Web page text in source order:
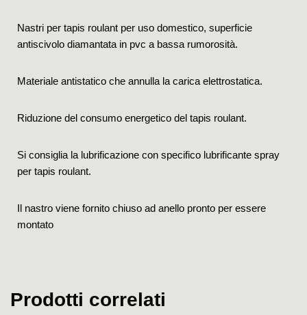
Nastri per tapis roulant per uso domestico, superficie
antiscivolo diamantata in pvc a bassa rumorosità.
Materiale antistatico che annulla la carica elettrostatica.
Riduzione del consumo energetico del tapis roulant.
Si consiglia la lubrificazione con specifico lubrificante spray
per tapis roulant.
Il nastro viene fornito chiuso ad anello pronto per essere
montato
Prodotti correlati